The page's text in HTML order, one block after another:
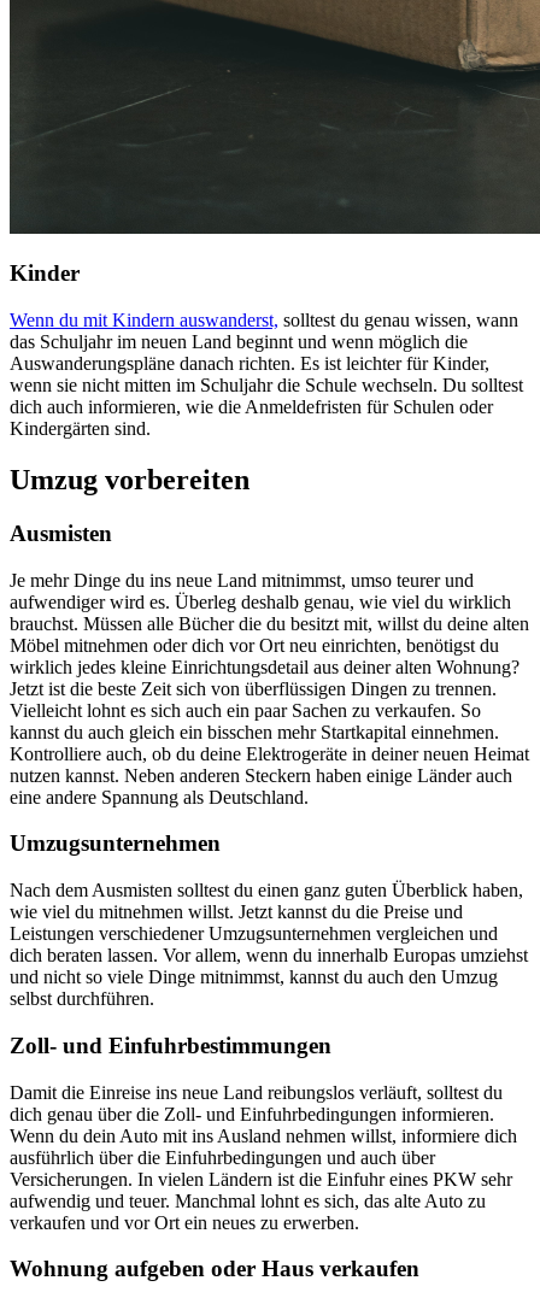
Kinder
Wenn du mit Kindern auswanderst, solltest du genau wissen, wann
das Schuljahr im neuen Land beginnt und wenn möglich die
Auswanderungspläne danach richten. Es ist leichter für Kinder,
wenn sie nicht mitten im Schuljahr die Schule wechseln. Du solltest
dich auch informieren, wie die Anmeldefristen für Schulen oder
Kindergärten sind.
Umzug vorbereiten
Ausmisten
Je mehr Dinge du ins neue Land mitnimmst, umso teurer und
aufwendiger wird es. Überleg deshalb genau, wie viel du wirklich
brauchst. Müssen alle Bücher die du besitzt mit, willst du deine alten
Möbel mitnehmen oder dich vor Ort neu einrichten, benötigst du
wirklich jedes kleine Einrichtungsdetail aus deiner alten Wohnung?
Jetzt ist die beste Zeit sich von überflüssigen Dingen zu trennen.
Vielleicht lohnt es sich auch ein paar Sachen zu verkaufen. So
kannst du auch gleich ein bisschen mehr Startkapital einnehmen.
Kontrolliere auch, ob du deine Elektrogeräte in deiner neuen Heimat
nutzen kannst. Neben anderen Steckern haben einige Länder auch
eine andere Spannung als Deutschland.
Umzugsunternehmen
Nach dem Ausmisten solltest du einen ganz guten Überblick haben,
wie viel du mitnehmen willst. Jetzt kannst du die Preise und
Leistungen verschiedener Umzugsunternehmen vergleichen und
dich beraten lassen. Vor allem, wenn du innerhalb Europas umziehst
und nicht so viele Dinge mitnimmst, kannst du auch den Umzug
selbst durchführen.
Zoll- und Einfuhrbestimmungen
Damit die Einreise ins neue Land reibungslos verläuft, solltest du
dich genau über die Zoll- und Einfuhrbedingungen informieren.
Wenn du dein Auto mit ins Ausland nehmen willst, informiere dich
ausführlich über die Einfuhrbedingungen und auch über
Versicherungen. In vielen Ländern ist die Einfuhr eines PKW sehr
aufwendig und teuer. Manchmal lohnt es sich, das alte Auto zu
verkaufen und vor Ort ein neues zu erwerben.
Wohnung aufgeben oder Haus verkaufen